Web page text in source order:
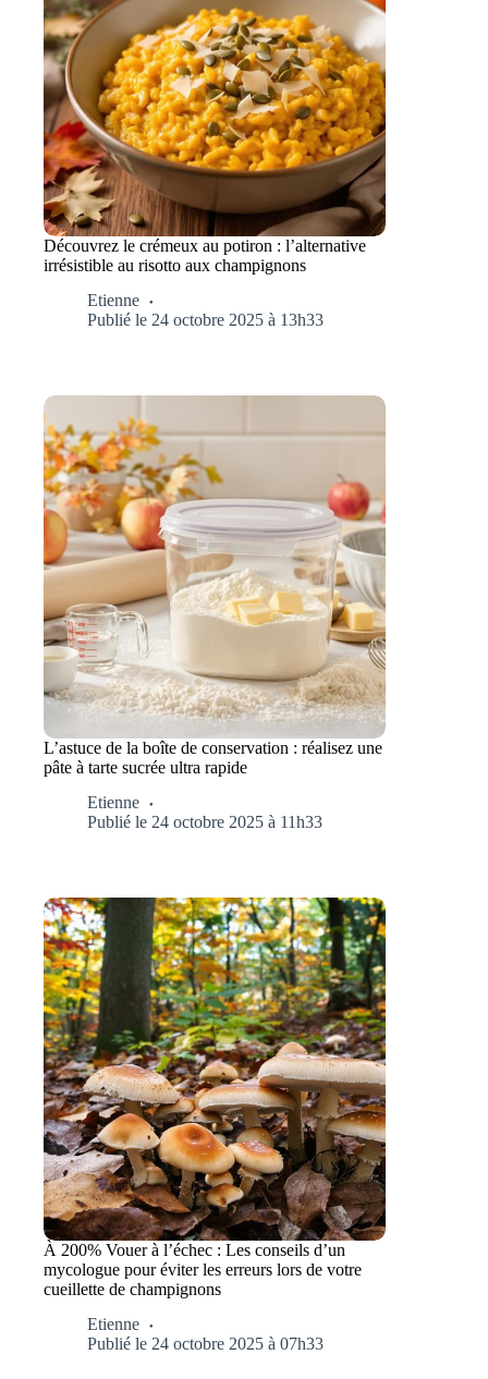
Découvrez le crémeux au potiron : l’alternative
irrésistible au risotto aux champignons
Etienne
Publié le 24 octobre 2025 à 13h33
L’astuce de la boîte de conservation : réalisez une
pâte à tarte sucrée ultra rapide
Etienne
Publié le 24 octobre 2025 à 11h33
À 200% Vouer à l’échec : Les conseils d’un
mycologue pour éviter les erreurs lors de votre
cueillette de champignons
Etienne
Publié le 24 octobre 2025 à 07h33